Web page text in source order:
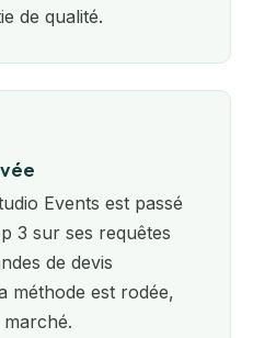
de qualité.
Events est passé
3 sur ses requêtes
de devis
méthode est rodée,